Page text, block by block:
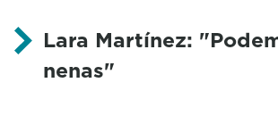
Lara Martínez:
nenas"